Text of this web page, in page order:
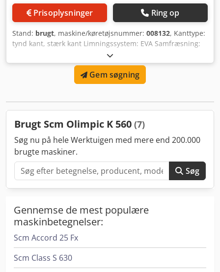
Prisoplysninger Ring op
Stand: brugt, maskine/køretøjsnummer: 008132, Kanttype:
tynd kant, stærk kant Limningssystem: EVA Samfræsning:
ja Multifunktionsaggregat: ja Maks. fremføringshastighed:
18 m/min Maksimal pladetykkelse: 60 mm Dedpsw Idc Rofx
Akpjck Arbejdsaggregater: 7 stk.
Gem søgning
Brugt Scm Olimpic K 560 (7)
Søg nu på hele Werktuigen med mere end 200.000
brugte maskiner.
Søg
Gennemse de mest populære
maskinbetegnelser:
Scm Accord 25 Fx
Scm Class S 630